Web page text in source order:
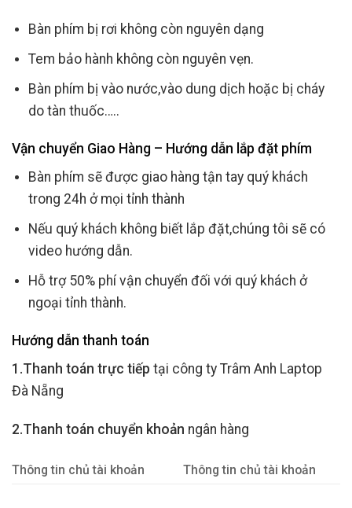
Bàn phím bị rơi không còn nguyên dạng
Tem bảo hành không còn nguyên vẹn.
Bàn phím bị vào nước,vào dung dịch hoặc bị cháy
do tàn thuốc…..
Vận chuyển Giao Hàng – Hướng dẫn lắp đặt phím
Bàn phím sẽ được giao hàng tận tay quý khách
trong 24h ở mọi tỉnh thành
Nếu quý khách không biết lắp đặt,chúng tôi sẽ có
video hướng dẫn.
Hỗ trợ 50% phí vận chuyển đối với quý khách ở
ngoại tỉnh thành.
Hướng dẫn thanh toán
1.Thanh toán trực tiếp tại công ty Trâm Anh Laptop
Đà Nẵng
2.Thanh toán chuyển khoản ngân hàng
Thông tin chủ tài khoản Thông tin chủ tài khoản